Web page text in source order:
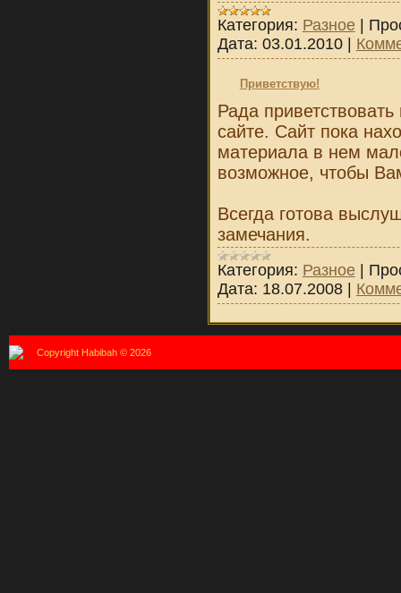
Категория: Разное |
Дата: 03.01.2010 |
Приветствую!
Рада
сайте. Сайт пока
материала в нем
возможное, чтобы
Всегда готова
замечания.
Категория: Разное |
Дата: 18.07.2008 |
Copyright Habibah © 2026